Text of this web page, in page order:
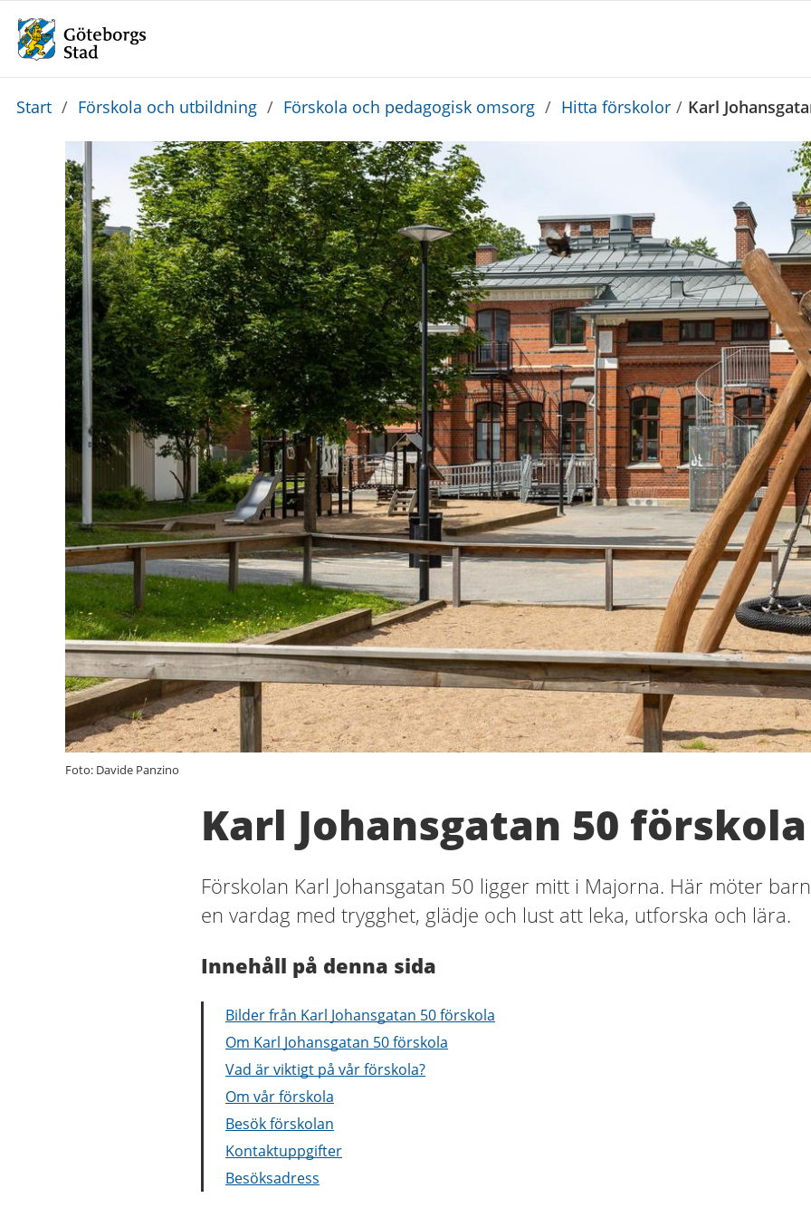
Du
Start / Förskola och utbildning / Förskola och pedagogisk omsorg / Hitta förskolor / Karl
Foto: Davide Panzino
Karl Johansgatan 50 förskola
Förskolan Karl Johansgatan 50 ligger mitt i Majorna. Här möter
en vardag med trygghet, glädje och lust att leka, utforska och lära.
Innehåll på denna sida
Bilder från Karl Johansgatan 50 förskola
Om Karl Johansgatan 50 förskola
Vad är viktigt på vår förskola?
Om vår förskola
Besök förskolan
Kontaktuppgifter
Besöksadress